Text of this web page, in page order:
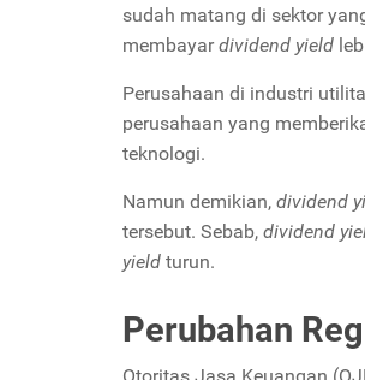
sudah matang di sektor
membayardividend yield
Perusahaan di industri
perusahaan yang
teknologi.
Namun demikian, dividend
tersebut. Sebab, dividend
yield turun.
Perubahan